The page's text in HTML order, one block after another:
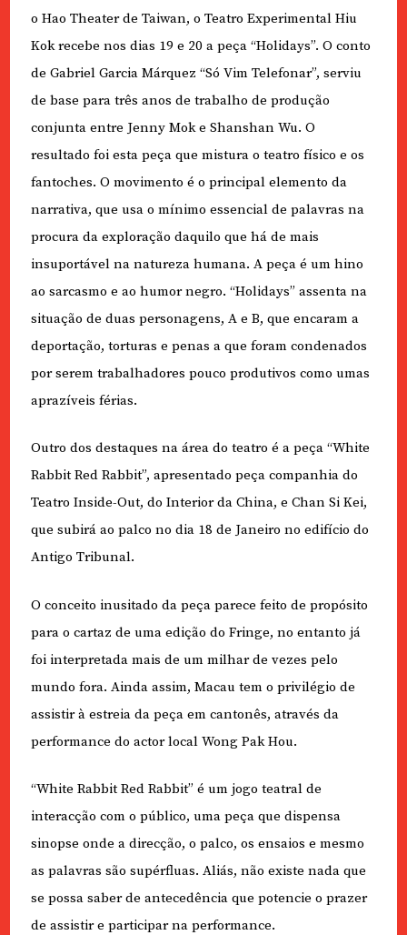
o Hao Theater de Taiwan, o Teatro Experimental Hiu
Kok recebe nos dias 19 e 20 a peça “Holidays”. O conto
de Gabriel Garcia Márquez “Só Vim Telefonar”, serviu
de base para três anos de trabalho de produção
conjunta entre Jenny Mok e Shanshan Wu. O
resultado foi esta peça que mistura o teatro físico e os
fantoches. O movimento é o principal elemento da
narrativa, que usa o mínimo essencial de palavras na
procura da exploração daquilo que há de mais
insuportável na natureza humana. A peça é um hino
ao sarcasmo e ao humor negro. “Holidays” assenta na
situação de duas personagens, A e B, que encaram a
deportação, torturas e penas a que foram condenados
por serem trabalhadores pouco produtivos como umas
aprazíveis férias.
Outro dos destaques na área do teatro é a peça “White
Rabbit Red Rabbit”, apresentado peça companhia do
Teatro Inside-Out, do Interior da China, e Chan Si Kei,
que subirá ao palco no dia 18 de Janeiro no edifício do
Antigo Tribunal.
O conceito inusitado da peça parece feito de propósito
para o cartaz de uma edição do Fringe, no entanto já
foi interpretada mais de um milhar de vezes pelo
mundo fora. Ainda assim, Macau tem o privilégio de
assistir à estreia da peça em cantonês, através da
performance do actor local Wong Pak Hou.
“White Rabbit Red Rabbit” é um jogo teatral de
interacção com o público, uma peça que dispensa
sinopse onde a direcção, o palco, os ensaios e mesmo
as palavras são supérfluas. Aliás, não existe nada que
se possa saber de antecedência que potencie o prazer
de assistir e participar na performance.